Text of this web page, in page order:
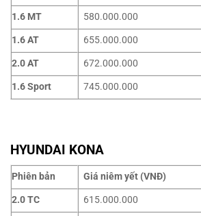
1.6 MT
580.000.000
1.6 AT
655.000.000
2.0 AT
672.000.000
1.6 Sport
745.000.000
HYUNDAI KONA
Phiên bản Giá niêm yết (VNĐ)
2.0 TC
615.000.000